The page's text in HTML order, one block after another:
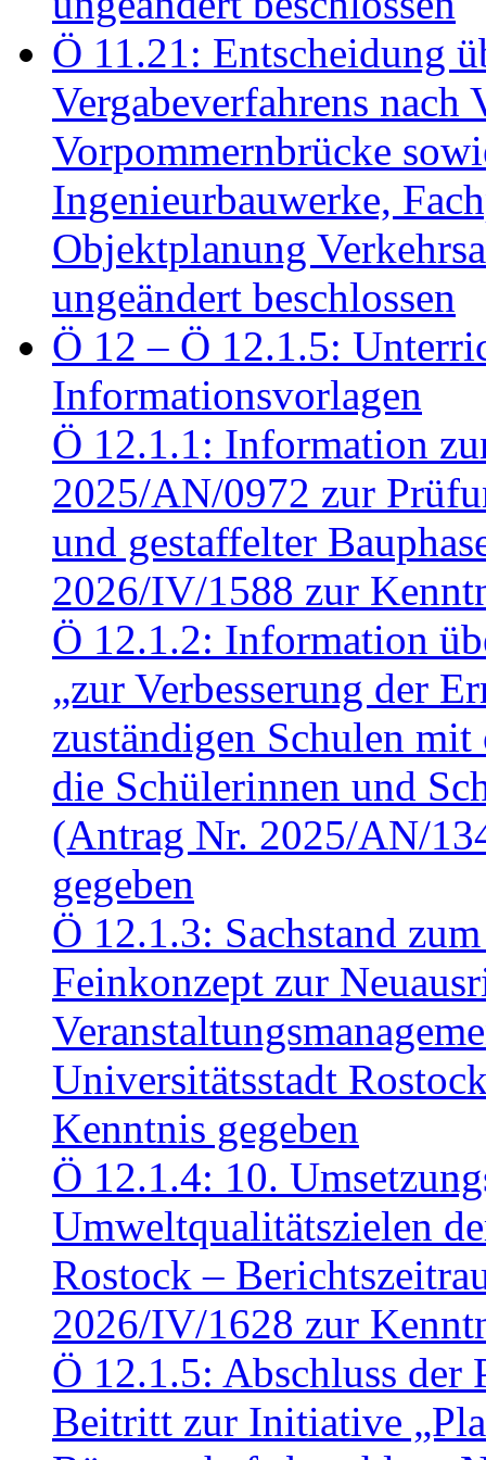
Ö 11.21: Entscheidung
Vergabeverfahrens
Vorpommernbrücke
Ingenieurbauwerke,
Objektplanung
ungeändert beschlossen
Ö 12 – Ö 12.1.5:
Informationsvorlagen
Ö 12.1.1: Information
2025/AN/0972 zur
und gestaffelter
2026/IV/1588 zur
Ö 12.1.2: Information
„zur Verbesserung der
zuständigen Schulen
die Schülerinnen und
(Antrag Nr. 2025/AN/
gegeben
Ö 12.1.3: Sachstand
Feinkonzept zur
Universitätsstadt
Kenntnis gegeben
Ö 12.1.4: 10.
Umweltqualitätszielen
Rostock –
2026/IV/1628 zur
Ö 12.1.5: Abschluss der
Beitritt zur Initiative